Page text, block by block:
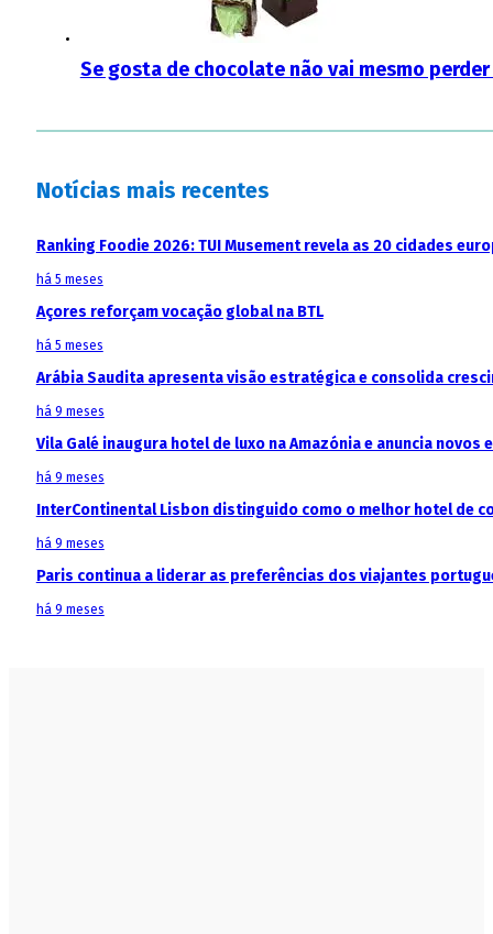
Se gosta de chocolate não vai mesmo
Notícias mais recentes
Ranking Foodie 2026: TUI Musement revela as 20 cidades
há 5 meses
Açores reforçam vocação global na BTL
há 5 meses
Arábia Saudita apresenta visão estratégica e consolida
há 9 meses
Vila Galé inaugura hotel de luxo na Amazónia e anuncia
há 9 meses
InterContinental Lisbon distinguido como o melhor hotel de
há 9 meses
Paris continua a liderar as preferências dos viajantes
há 9 meses